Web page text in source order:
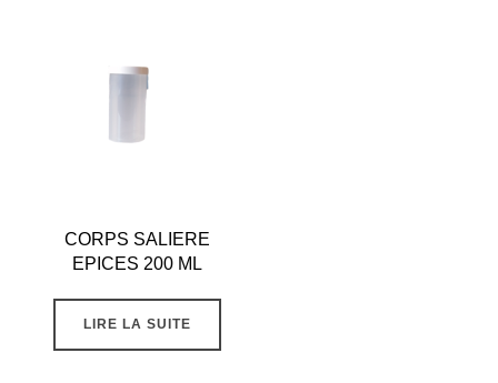
CORPS SALIERE
EPICES 200 ML
LIRE LA SUITE